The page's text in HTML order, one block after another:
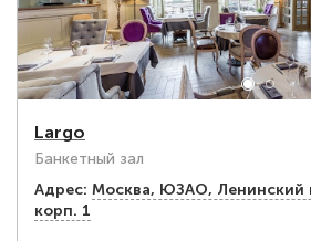
Largo
Банкетный зал
Адрес: Москва, ЮЗАО, Ленинский
корп. 1